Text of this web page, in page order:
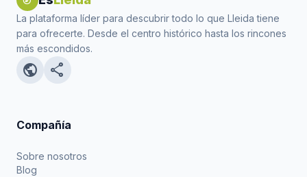
La plataforma líder para descubrir todo lo que Lleida tiene
para ofrecerte. Desde el centro histórico hasta los rincones
más escondidos.
public share
Compañía
Sobre nosotros
Blog